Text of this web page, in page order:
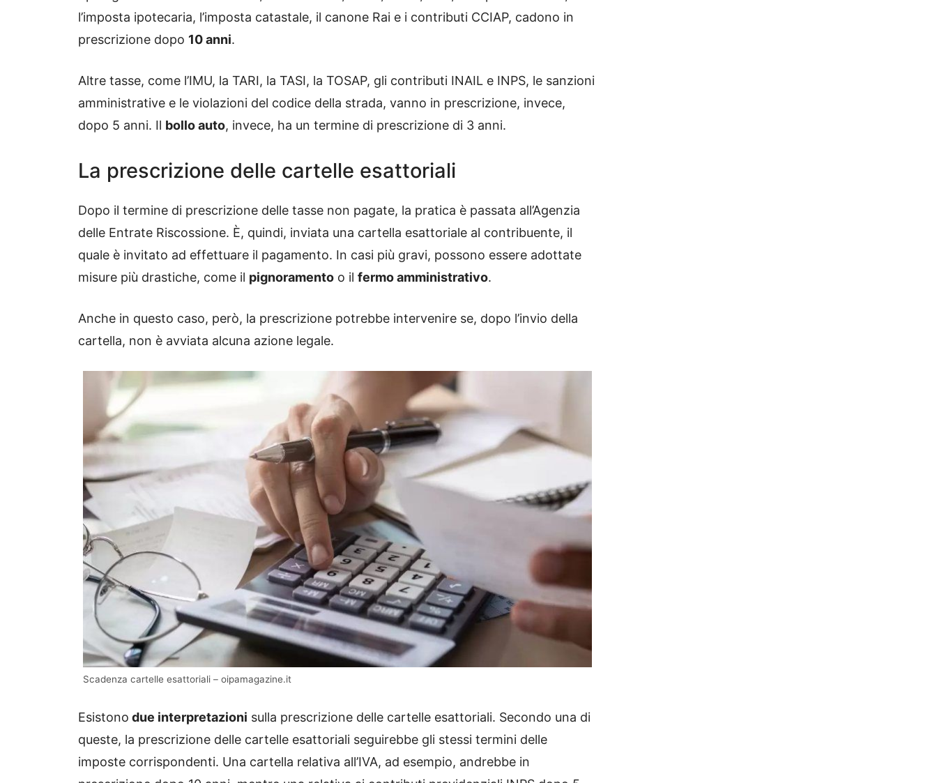
l’imposta ipotecaria, l’imposta catastale, il canone Rai e i contributi CCIAP, cadono in
prescrizione dopo 10 anni.
Altre tasse, come l’IMU, la TARI, la TASI, la TOSAP, gli contributi INAIL e INPS, le sanzioni
amministrative e le violazioni del codice della strada, vanno in prescrizione, invece,
dopo 5 anni. Il bollo auto, invece, ha un termine di prescrizione di 3 anni.
La prescrizione delle cartelle esattoriali
Dopo il termine di prescrizione delle tasse non pagate, la pratica è passata all’Agenzia
delle Entrate Riscossione. È, quindi, inviata una cartella esattoriale al contribuente, il
quale è invitato ad effettuare il pagamento. In casi più gravi, possono essere adottate
misure più drastiche, come il pignoramento o il fermo amministrativo.
Anche in questo caso, però, la prescrizione potrebbe intervenire se, dopo l’invio della
cartella, non è avviata alcuna azione legale.
Scadenza cartelle esattoriali – oipamagazine.it
Esistono due interpretazioni sulla prescrizione delle cartelle esattoriali. Secondo una di
queste, la prescrizione delle cartelle esattoriali seguirebbe gli stessi termini delle
imposte corrispondenti. Una cartella relativa all’IVA, ad esempio, andrebbe in